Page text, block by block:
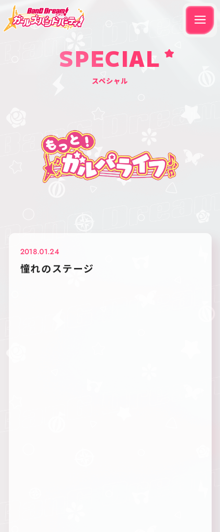
SPECIAL
スペシャル
2018.01.24
憧れのステージ